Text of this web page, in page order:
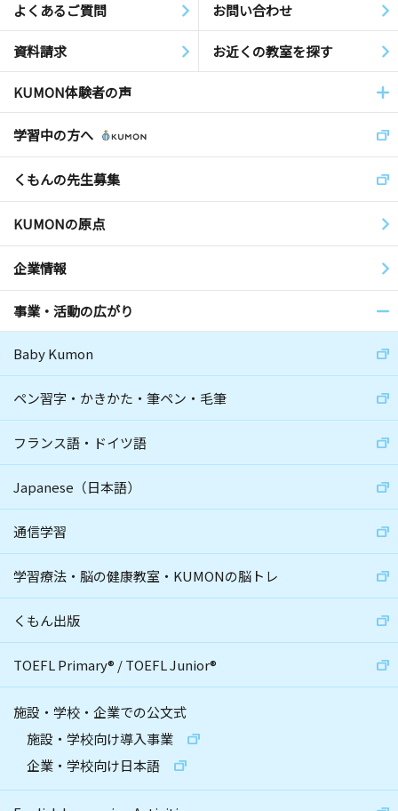
よくあるご質問 お問い合わせ
資料請求 お近くの教室を探す
KUMON体験者の声
学習中の方へ
くもんの先生募集
KUMONの原点
企業情報
事業・活動の広がり
Baby Kumon
ペン習字・かきかた・筆ペン・毛筆
フランス語・ドイツ語
Japanese（日本語）
通信学習
学習療法・脳の健康教室・KUMONの脳トレ
くもん出版
TOEFL Primary® /TOEFL Junior®
施設・学校・企業での公文式
施設・学校向け導入事業
企業・学校向け日本語